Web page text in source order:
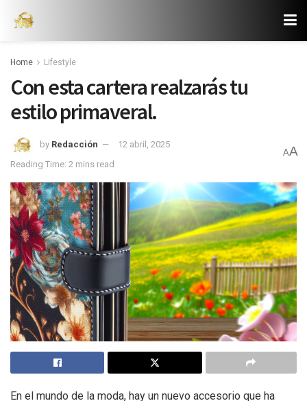
Home Lifestyle
Con esta cartera realzarás tu
estilo primaveral.
by Redacción
12 abril, 2025
Reading Time: 2 mins read
AA
En el mundo de la moda, hay un nuevo accesorio que ha